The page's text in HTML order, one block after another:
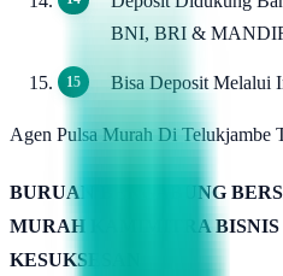
BNI, BRI &
Bisa Deposit Melalui
Agen Pulsa Murah Di Telukjambe
BURUAN BERGABUNG
MURAH KAMIMITRA BISNIS
KESUKSESAN